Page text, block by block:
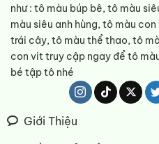
như : tô màu búp bê, tô màu
màu siêu anh hùng, tô màu
trái cây, tô màu thể thao, tô
con vit truy cập ngay để tô
bé tập tô nhé
Giới Thiệu